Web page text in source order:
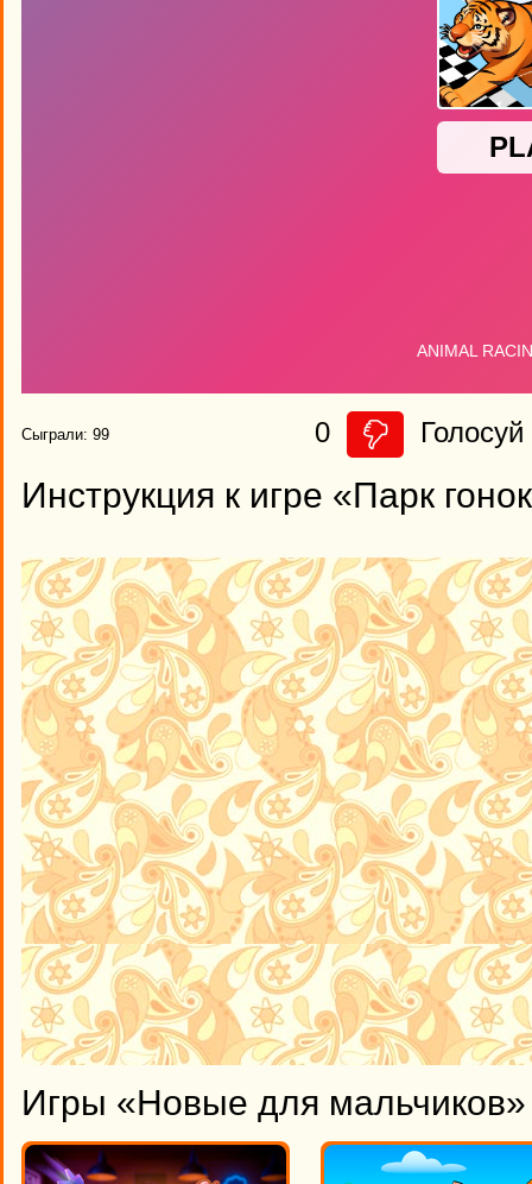
Сыграли: 99 0 Голосуй
Инструкция к игре «Парк
Игры «Новые для мальчиков»